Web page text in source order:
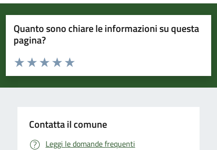
Quanto sono chiare le informazioni su questa
pagina?
Valuta da 1 a 5 stelle la pagina
Valuta 5 stelle su 5
Valuta 4 stelle su 5
Valuta 3 stelle su 5
Valuta 2 stelle su 5
Valuta 1 stelle su 5
Contatta il comune
Leggi le domande frequenti